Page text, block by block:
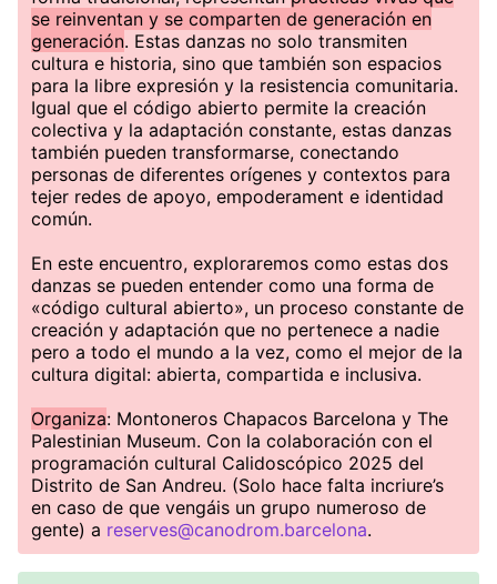
se reinventan y se comparten de generación en
generación. Estas danzas no solo transmiten
cultura e historia, sino que también son espacios
para la libre expresión y la resistencia comunitaria.
Igual que el código abierto permite la creación
colectiva y la adaptación constante, estas danzas
también pueden transformarse, conectando
personas de diferentes orígenes y contextos para
tejer redes de apoyo, empoderament e identidad
común.
En este encuentro, exploraremos como estas dos
danzas se pueden entender como una forma de
«código cultural abierto», un proceso constante de
creación y adaptación que no pertenece a nadie
pero a todo el mundo a la vez, como el mejor de la
cultura digital: abierta, compartida e inclusiva.
Organiza: Montoneros Chapacos Barcelona y The
Palestinian Museum. Con la colaboración con el
programación cultural Calidoscópico 2025 del
Distrito de San Andreu. (Solo hace falta incriure’s
en caso de que vengáis un grupo numeroso de
gente) a reserves@canodrom.barcelona.